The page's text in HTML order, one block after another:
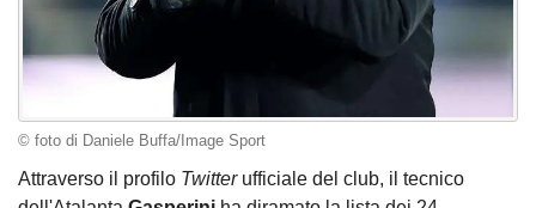
© foto di Daniele Buffa/Image Sport
Attraverso il profilo Twitter ufficiale del club, il tecnico